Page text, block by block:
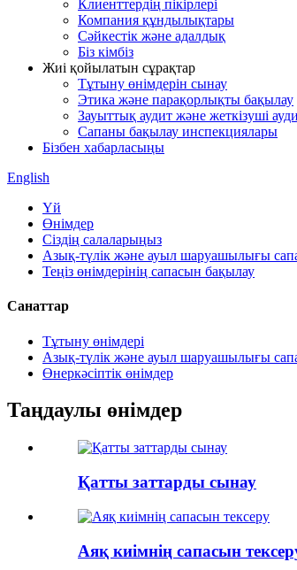
Клиенттердің пікірлері
Компания құндылықтары
Сәйкестік және адалдық
Біз кімбіз
Жиі қойылатын сұрақтар
Тұтыну өнімдерін сынау
Этика және парақорлықты бақылау
Зауыттық аудит және жеткізуші
Сапаны бақылау инспекциялары
Бізбен хабарласыңы
English
Үй
Өнімдер
Сіздің салаларыңыз
Азық-түлік және ауыл шаруашылығы
Теңіз өнімдерінің сапасын бақылау
Санаттар
Тұтыну өнімдері
Азық-түлік және ауыл шаруашылығы
Өнеркәсіптік өнімдер
Таңдаулы өнімдер
Қатты заттарды сынау
Аяқ киімнің сапасын